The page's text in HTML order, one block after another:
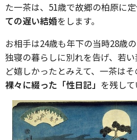
た一茶は、51歳で故郷の柏原に定
ての遅い結婚をします。
お相手は24歳も年下の当時28歳
独寝の暮らしに別れを告げ、若
ど嬉しかったとみえて、一茶はそ
裸々に綴った「性日記」 を残して